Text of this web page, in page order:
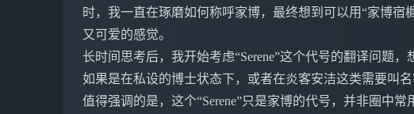
时，我一直在琢磨如何称呼家博，最终想到可以用“家博宿
又可爱的感觉。
长时间思考后，我开始考虑“Serene”这个代号的翻译问题，
如果是在私设的博士状态下，或者在炎客安洁这类需要叫名
值得强调的是，这个“Serene”只是家博的代号，并非圈中常